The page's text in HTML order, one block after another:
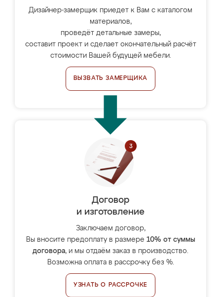
Дизайнер-замерщик приедет к Вам с каталогом
материалов,
проведёт детальные замеры,
составит проект и сделает окончательный расчёт
стоимости Вашей будущей мебели.
ВЫЗВАТЬ ЗАМЕРЩИКА
Договор
и изготовление
Заключаем договор,
Вы вносите предоплату в размере 10% от суммы
договора, и мы отдаём заказ в производство.
Возможна оплата в рассрочку без %.
УЗНАТЬ О РАССРОЧКЕ